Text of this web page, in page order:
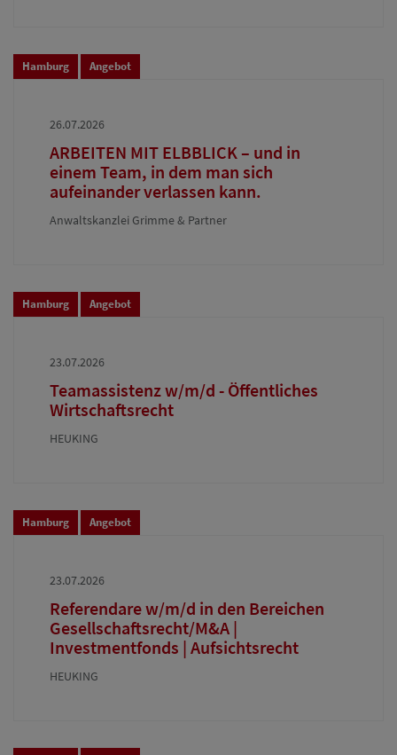
Hamburg Angebot
26.07.2026
ARBEITEN MIT ELBBLICK – und in
einem Team, in dem man sich
aufeinander verlassen kann.
Anwaltskanzlei Grimme & Partner
Hamburg Angebot
23.07.2026
Teamassistenz w/m/d - Öffentliches
Wirtschaftsrecht
HEUKING
Hamburg Angebot
23.07.2026
Referendare w/m/d in den Bereichen
Gesellschaftsrecht/M&A |
Investmentfonds | Aufsichtsrecht
HEUKING